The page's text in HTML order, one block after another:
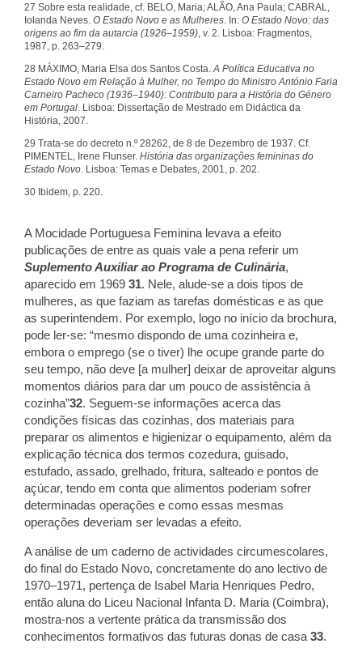
27 Sobre esta realidade, cf. BELO, Maria; ALÃO, Ana Paula; CABRAL,
Iolanda Neves. O Estado Novo e as Mulheres . In: O Estado Novo: das
origens ao fim da autarcia (1926–1959) , v. 2. Lisboa: Fragmentos,
1987, p. 263–279.
28 MÁXIMO, Maria Elsa dos Santos Costa. A Política Educativa no
Estado Novo em Relação à Mulher, no Tempo do Ministro António Faria
Carneiro Pacheco (1936–1940): Contributo para a História do Género
em Portugal . Lisboa: Dissertação de Mestrado em Didáctica da
História, 2007.
29 Trata-se do decreto n.º 28262, de 8 de Dezembro de 1937. Cf.
PIMENTEL, Irene Flunser. História das organizações femininas do
Estado Novo . Lisboa: Temas e Debates, 2001, p. 202.
30 Ibidem, p. 220.
A Mocidade Portuguesa Feminina levava a efeito
publicações de entre as quais vale a pena referir um
Suplemento Auxiliar ao Programa de Culinária,
aparecido em 1969 31. Nele, alude-se a dois tipos de
mulheres, as que faziam as tarefas domésticas e as que
as superintendem. Por exemplo, logo no início da brochura,
pode ler-se: “mesmo dispondo de uma cozinheira e,
embora o emprego (se o tiver) lhe ocupe grande parte do
seu tempo, não deve [a mulher] deixar de aproveitar alguns
momentos diários para dar um pouco de assistência à
cozinha”32. Seguem-se informações acerca das
condições físicas das cozinhas, dos materiais para
preparar os alimentos e higienizar o equipamento, além da
explicação técnica dos termos cozedura, guisado,
estufado, assado, grelhado, fritura, salteado e pontos de
açúcar, tendo em conta que alimentos poderiam sofrer
determinadas operações e como essas mesmas
operações deveriam ser levadas a efeito.
A análise de um caderno de actividades circumescolares,
do final do Estado Novo, concretamente do ano lectivo de
1970–1971, pertença de Isabel Maria Henriques Pedro,
então aluna do Liceu Nacional Infanta D. Maria (Coimbra),
mostra-nos a vertente prática da transmissão dos
conhecimentos formativos das futuras donas de casa 33.